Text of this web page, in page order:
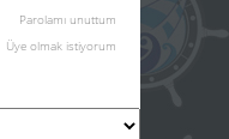
Parolamı unuttum
Üye olmak istiyorum